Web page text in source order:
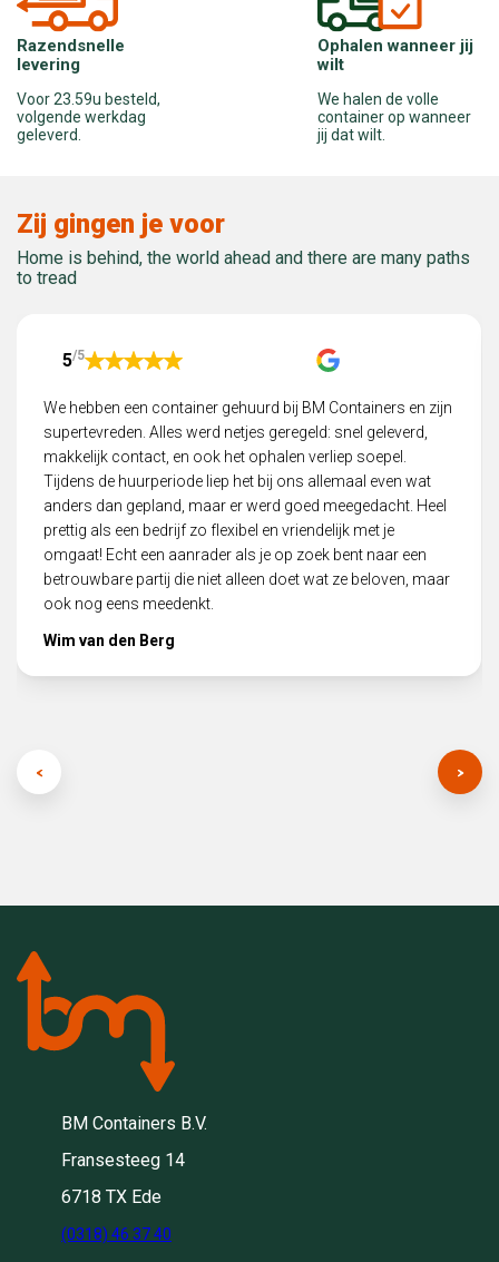
Razendsnelle
levering
Voor 23.59u besteld,
volgende werkdag
geleverd.
Ophalen wanneer jij
wilt
We halen de volle
container op wanneer
jij dat wilt.
Zij gingen je voor
Home is behind, the world ahead and there are many paths
to tread
5/5
We hebben een container gehuurd bij BM Containers en zijn
supertevreden. Alles werd netjes geregeld: snel geleverd,
makkelijk contact, en ook het ophalen verliep soepel.
Tijdens de huurperiode liep het bij ons allemaal even wat
anders dan gepland, maar er werd goed meegedacht. Heel
prettig als een bedrijf zo flexibel en vriendelijk met je
omgaat! Echt een aanrader als je op zoek bent naar een
betrouwbare partij die niet alleen doet wat ze beloven, maar
ook nog eens meedenkt.
Wim van den Berg
BM Containers B.V.
Fransesteeg 14
6718 TX Ede
(0318) 46 37 40